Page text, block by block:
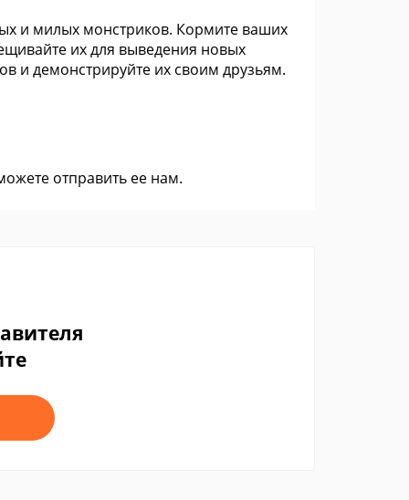
и милых монстриков. Кормите ваших
их для выведения новых
и демонстрируйте их своим друзьям.
отправить ее нам.